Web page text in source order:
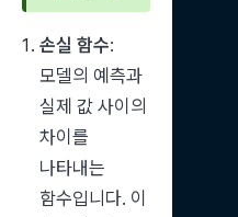
손실 함수:
모델의 예측과
실제 값 사이의
차이를
나타내는
함수입니다. 이